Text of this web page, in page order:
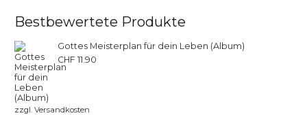
werden
Bestbewertete Produkte
Gottes Meisterplan für dein Leben (Album)
CHF 11.90
zzgl. Versandkosten